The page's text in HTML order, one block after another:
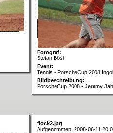
Fotograf:
Stefan Bösl
Event:
Tennis - PorscheCup 2008
Bildbeschreibung:
PorscheCup 2008 - Jeremy
flock2.jpg
Aufgenommen: 2008-06-11